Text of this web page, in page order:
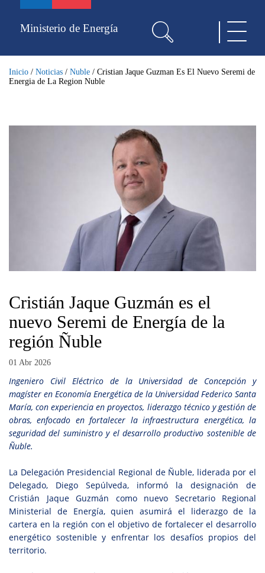
contenidoMinisterio de Energía
Inicio / Noticias / Nuble / Cristian Jaque Guzman Es El Nuevo Seremi de
Energia de La Region Nuble
Cristián Jaque Guzmán es el
nuevo Seremi de Energía de la
región Ñuble
01 Abr 2026
Ingeniero Civil Eléctrico de la Universidad de Concepción y
magíster en Economía Energética de la Universidad Federico Santa
María, con experiencia en proyectos, liderazgo técnico y gestión de
obras, enfocado en fortalecer la infraestructura energética, la
seguridad del suministro y el desarrollo productivo sostenible de
Ñuble.
La Delegación Presidencial Regional de Ñuble, liderada por el
Delegado, Diego Sepúlveda, informó la designación de
Cristián Jaque Guzmán como nuevo Secretario Regional
Ministerial de Energía, quien asumirá el liderazgo de la
cartera en la región con el objetivo de fortalecer el desarrollo
energético sostenible y enfrentar los desafíos propios del
territorio.